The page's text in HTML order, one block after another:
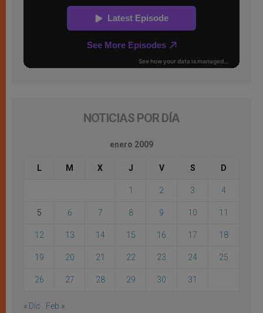
NOTICIAS POR DÍA
enero 2009
L M X J V S D
1 2 3 4
5 6 7 8 9 10 11
12 13 14 15 16 17 18
19 20 21 22 23 24 25
26 27 28 29 30 31
« Dic Feb »